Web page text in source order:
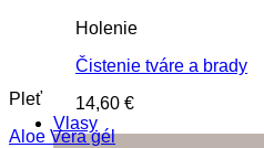
Holenie
Čistenie tváre a brady
14,60 €
Vlasy
Pleť
Aloe Vera gél